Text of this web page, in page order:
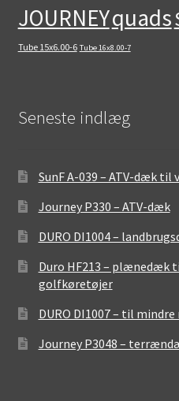
JOURNEYquads
Tube 15x6.00-6 Tube 16x8.00-7
Seneste indlæg
SunF A-039 – ATV-dæk til
Journey P330 – ATV-dæk
DURO DI1004 –
Duro HF213 – plænedæk
golfkøretøjer
DURO DI1007 – til
Journey P3048 –